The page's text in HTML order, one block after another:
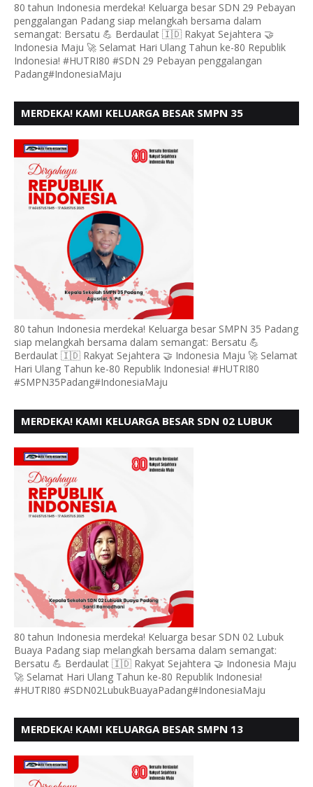
80 tahun Indonesia merdeka! Keluarga besar SDN 29 Pebayan
penggalangan Padang siap melangkah bersama dalam
semangat: Bersatu 💪 Berdaulat 🇮🇩 Rakyat Sejahtera 🤝
Indonesia Maju 🚀 Selamat Hari Ulang Tahun ke-80 Republik
Indonesia! #HUTRI80 #SDN 29 Pebayan penggalangan
Padang#IndonesiaMaju
MERDEKA! KAMI KELUARGA BESAR SMPN 35
80 tahun Indonesia merdeka! Keluarga besar SMPN 35 Padang
siap melangkah bersama dalam semangat: Bersatu 💪
Berdaulat 🇮🇩 Rakyat Sejahtera 🤝 Indonesia Maju 🚀 Selamat
Hari Ulang Tahun ke-80 Republik Indonesia! #HUTRI80
#SMPN35Padang#IndonesiaMaju
MERDEKA! KAMI KELUARGA BESAR SDN 02 LUBUK
HUT RI KE - 80,
80 tahun Indonesia merdeka! Keluarga besar SDN 02 Lubuk
Buaya Padang siap melangkah bersama dalam semangat:
Bersatu 💪 Berdaulat 🇮🇩 Rakyat Sejahtera 🤝 Indonesia Maju
🚀 Selamat Hari Ulang Tahun ke-80 Republik Indonesia!
#HUTRI80 #SDN02LubukBuayaPadang#IndonesiaMaju
MERDEKA! KAMI KELUARGA BESAR SMPN 13